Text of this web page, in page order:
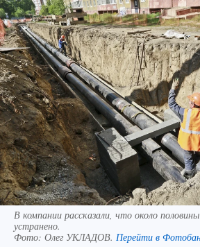
В компании рассказали, что около
устранено.
Фото: Олег УКЛАДОВ. Перейти в